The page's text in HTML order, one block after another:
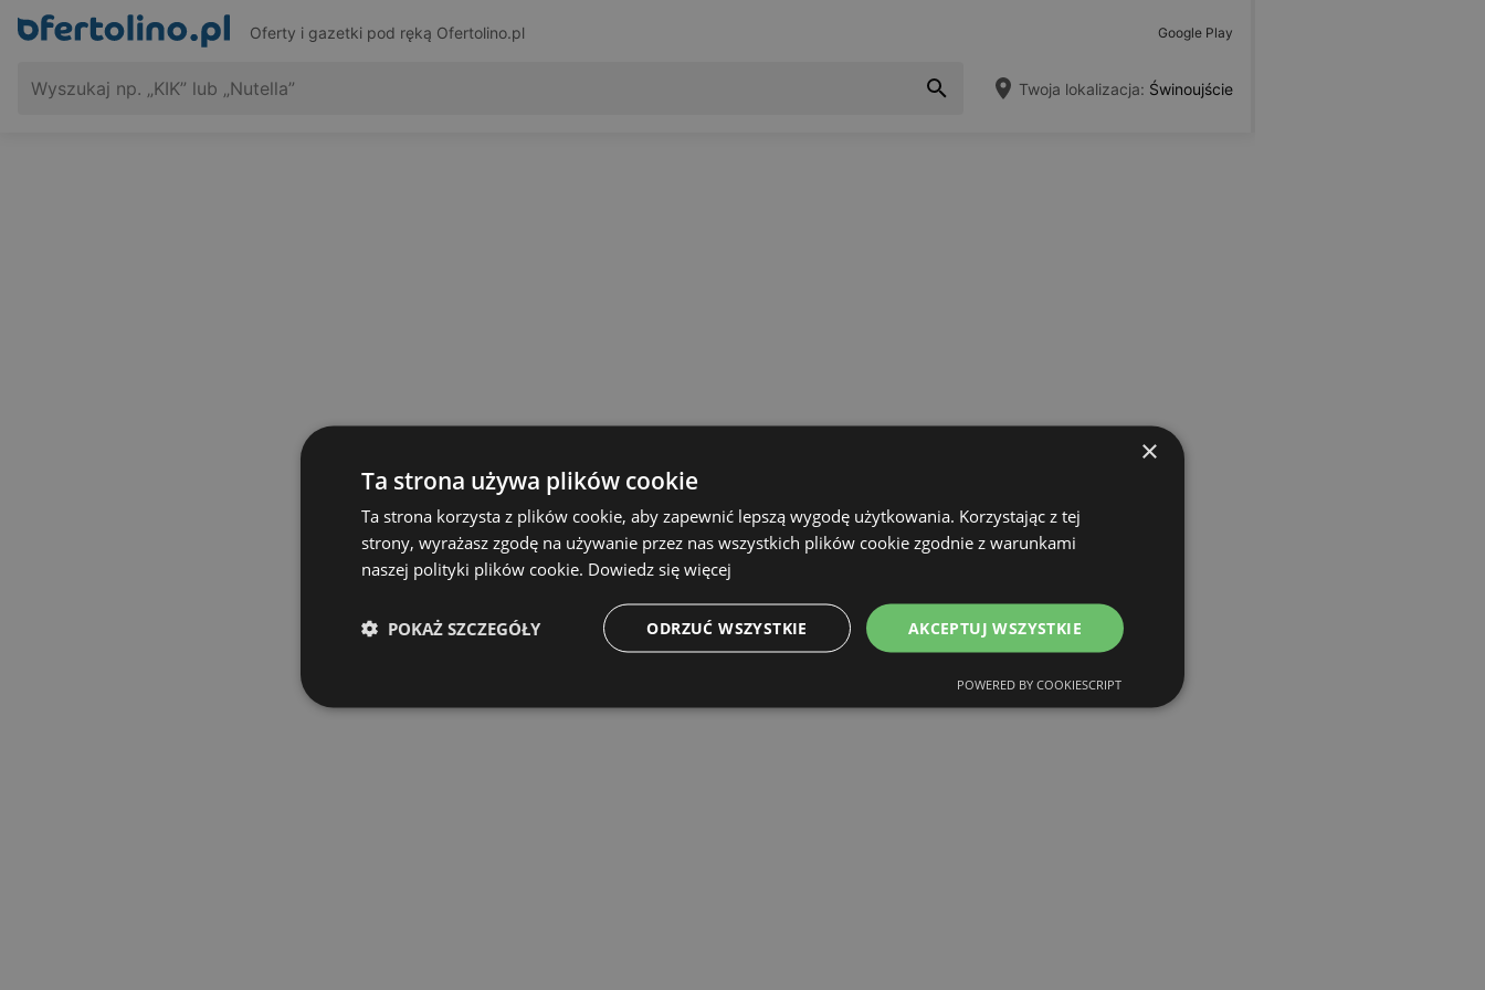
Oferty i gazetki pod ręką Ofertolino.pl Google Play
Twoja lokalizacja: Świnoujście
×
Ta strona używa plików cookie
Ta strona korzysta z plików cookie, aby zapewnić lepszą wygodę użytkowania. Korzystając z tej
strony, wyrażasz zgodę na używanie przez nas wszystkich plików cookie zgodnie z warunkami
naszej polityki plików cookie. Dowiedz się więcej
AKCEPTUJ WSZYSTKIE
ODRZUĆ WSZYSTKIE
POKAŻ SZCZEGÓŁY
POWERED BY COOKIESCRIPT